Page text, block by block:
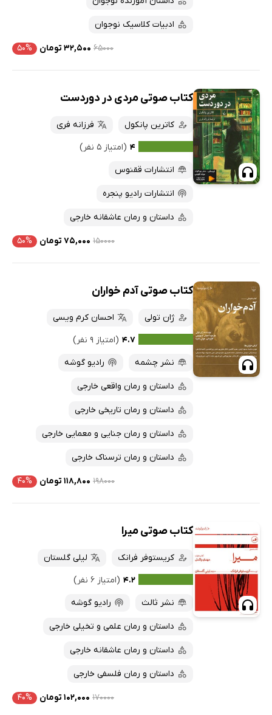
ادبیات کلاسیک نوجوان
۶۵۰۰۰ ۳۲,۵۰۰ تومان ۵۰%
کتاب صوتی مردی در دوردست
کاترین پانکول
فرزانه فری
۴ (امتیاز ۵ نفر)
انتشارات ققنوس
انتشارات رادیو پنجره
داستان و رمان عاشقانه خارجی
۱۵۰۰۰۰ ۷۵,۰۰۰ تومان ۵۰%
کتاب صوتی آدم خواران
ژان تولی
احسان کرم ویسی
۴.۷ (امتیاز ۹ نفر)
نشر چشمه
رادیو گوشه
داستان و رمان واقعی خارجی
داستان و رمان تاریخی خارجی
داستان و رمان جنایی و معمایی خارجی
داستان و رمان ترسناک خارجی
۱۹۸۰۰۰ ۱۱۸,۸۰۰ تومان ۴۰%
کتاب صوتی میرا
کریستوفر فرانک
لیلی گلستان
۴.۲ (امتیاز ۶ نفر)
نشر ثالث
رادیو گوشه
داستان و رمان علمی و تخیلی خارجی
داستان و رمان عاشقانه خارجی
داستان و رمان فلسفی خارجی
۱۷۰۰۰۰ ۱۰۲,۰۰۰ تومان ۴۰%